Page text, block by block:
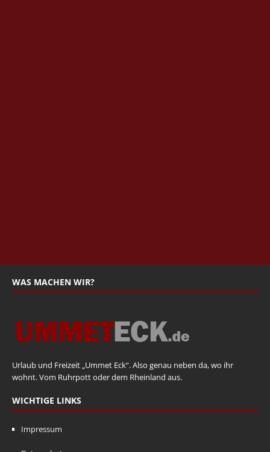
WAS MACHEN WIR?
Urlaub und Freizeit „Ummet Eck“. Also genau neben da, wo ihr
wohnt. Vom Ruhrpott oder dem Rheinland aus.
WICHTIGE LINKS
Impressum